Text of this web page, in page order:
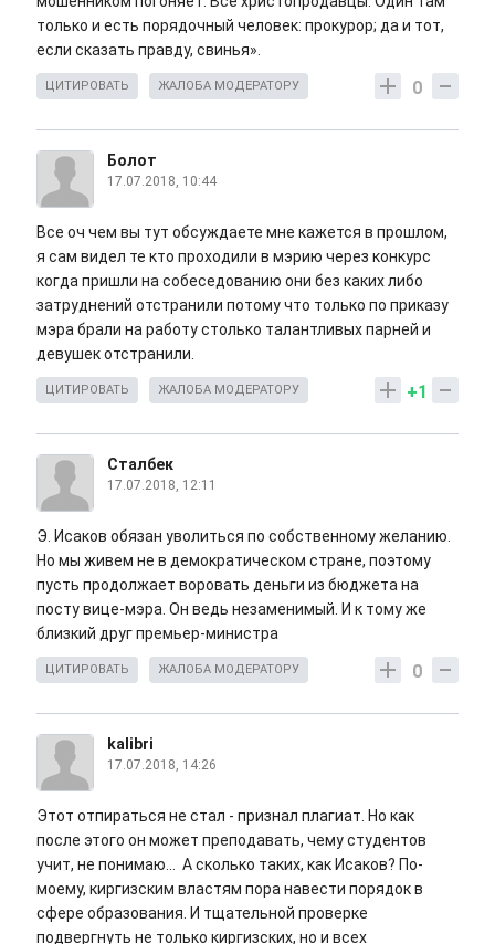
только и есть порядочный человек: прокурор; да и тот,
если сказать правду, свинья».
0
ЦИТИРОВАТЬ ЖАЛОБА МОДЕРАТОРУ
Болот
17.07.2018, 10:44
Все оч чем вы тут обсуждаете мне кажется в прошлом,
я сам видел те кто проходили в мэрию через конкурс
когда пришли на собеседованию они без каких либо
затруднений отстранили потому что только по приказу
мэра брали на работу столько талантливых парней и
девушек отстранили.
+1
ЦИТИРОВАТЬ ЖАЛОБА МОДЕРАТОРУ
Сталбек
17.07.2018, 12:11
Э. Исаков обязан уволиться по собственному желанию.
Но мы живем не в демократическом стране, поэтому
пусть продолжает воровать деньги из бюджета на
посту вице-мэра. Он ведь незаменимый. И к тому же
близкий друг премьер-министра
0
ЦИТИРОВАТЬ ЖАЛОБА МОДЕРАТОРУ
kalibri
17.07.2018, 14:26
Этот отпираться не стал - признал плагиат. Но как
после этого он может преподавать, чему студентов
учит, не понимаю... А сколько таких, как Исаков? По-
моему, киргизским властям пора навести порядок в
сфере образования. И тщательной проверке
подвергнуть не только киргизских, но и всех